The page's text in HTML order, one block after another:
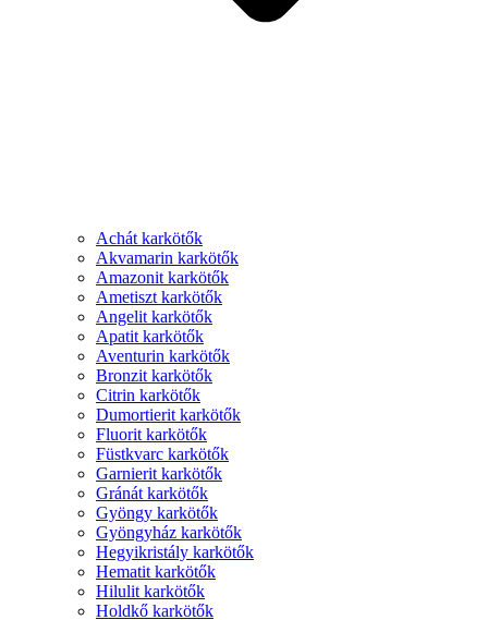
Achát karkötők
Akvamarin karkötők
Amazonit karkötők
Ametiszt karkötők
Angelit karkötők
Apatit karkötők
Aventurin karkötők
Bronzit karkötők
Citrin karkötők
Dumortierit karkötők
Fluorit karkötők
Füstkvarc karkötők
Garnierit karkötők
Gránát karkötők
Gyöngy karkötők
Gyöngyház karkötők
Hegyikristály karkötők
Hematit karkötők
Hilulit karkötők
Holdkő karkötők